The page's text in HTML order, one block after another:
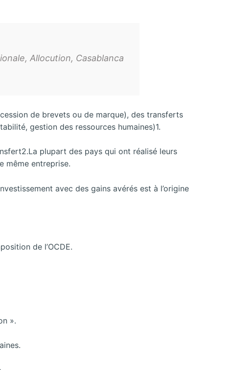
Allocution, Casablanca
de brevets ou de marque), des transferts
gestion des ressources humaines)1.
plupart des pays qui ont réalisé leurs
même entreprise.
avec des gains avérés est à l’origine
de l’OCDE.
».